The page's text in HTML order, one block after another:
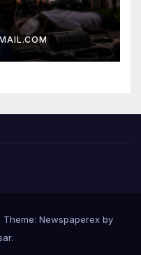
da
Theme: Newspaperex by
.